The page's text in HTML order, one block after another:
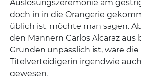
Auslosungszeremonie am
doch in in die Orangerie
üblich ist, möchte man sagen.
den Männern Carlos Alcaraz aus
Gründen unpässlich ist, wäre die
Titelverteidigerin irgendwie
gewesen.